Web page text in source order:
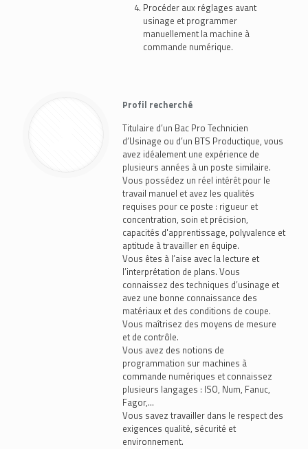
Procéder aux réglages avant
usinage et programmer
manuellement la machine à
commande numérique.
Profil recherché
Titulaire d’un Bac Pro Technicien
d’Usinage ou d’un BTS Productique, vous
avez idéalement une expérience de
plusieurs années à un poste similaire.
Vous possédez un réel intérêt pour le
travail manuel et avez les qualités
requises pour ce poste : rigueur et
concentration, soin et précision,
capacités d'apprentissage, polyvalence et
aptitude à travailler en équipe.
Vous êtes à l’aise avec la lecture et
l’interprétation de plans. Vous
connaissez des techniques d’usinage et
avez une bonne connaissance des
matériaux et des conditions de coupe.
Vous maîtrisez des moyens de mesure
et de contrôle.
Vous avez des notions de
programmation sur machines à
commande numériques et connaissez
plusieurs langages : ISO, Num, Fanuc,
Fagor,…
Vous savez travailler dans le respect des
exigences qualité, sécurité et
environnement.